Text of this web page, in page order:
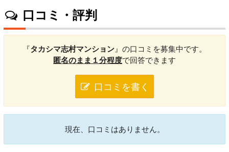
口コミ・評判
『タカシマ志村マンション 』の口コミを募集中です。
匿名のまま１分程度で回答できます
口コミを書く
現在、口コミはありません。